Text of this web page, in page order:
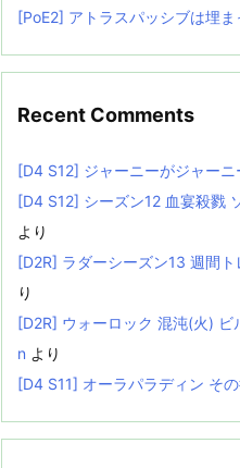
[PoE2] アトラスパッシブは埋ま
Recent Comments
[D4 S12] ジャーニーがジャー
[D4 S12] シーズン12 血宴殺戮
より
[D2R] ラダーシーズン13 週間
り
[D2R] ウォーロック 混沌(火) ビ
n より
[D4 S11] オーラパラディン そ